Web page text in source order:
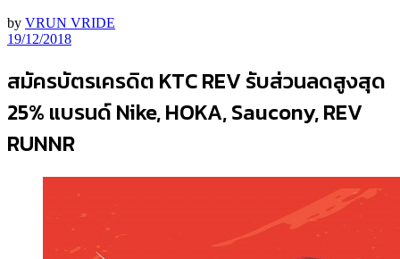
by VRUN VRIDE
19/12/2018
สมัครบัตรเครดิต KTC REV รับส่วนลดสูงสุด
25% แบรนด์ Nike, HOKA, Saucony, REV
RUNNR